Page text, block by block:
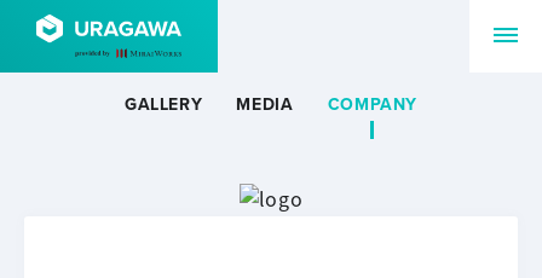
GALLERY MEDIA COMPANY